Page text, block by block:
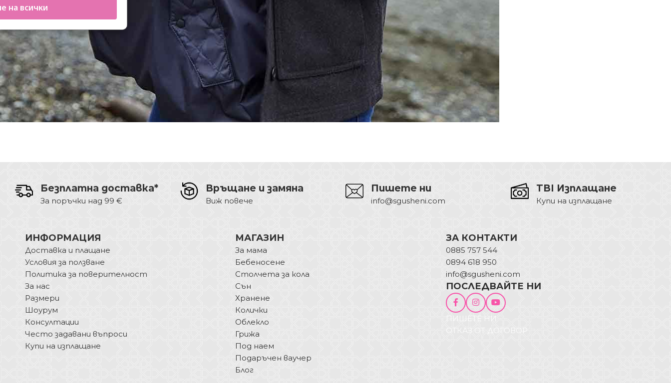
Безплатна доставка*
За поръчки над 99 €
Връщане и замяна
Виж повече
Пишете ни
info@sgusheni.com
TBI Изплащане
Купи на изплащане
ИНФОРМАЦИЯ
Доставка и плащане
Условия за ползване
Политика за поверителност
За нас
Размери
Шоурум
Консултации
Често задавани въпроси
Купи на изплащане
МАГАЗИН
За мама
Бебеносене
Столчета за кола
Сън
Хранене
Колички
Облекло
Грижа
Под наем
Подаръчен ваучер
Блог
ЗА КОНТАКТИ
0885 757 544
0894 618 950
info@sgusheni.com
ПОСЛЕДВАЙТЕ НИ
на всички